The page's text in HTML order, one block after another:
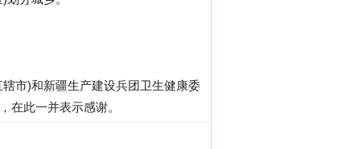
市)和新疆生产建设兵团卫生健康委
在此一并表示感谢。